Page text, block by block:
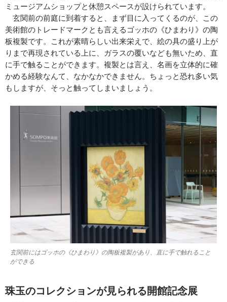
ミュージアムショップと休憩スペースが設けられています。
玄関前の前庭に到着すると、まず目に入ってくるのが、この
美術館のトレードマークとも言えるゴッホの《ひまわり》の陶
板複製です。これが素晴らしい出来栄えで、絵の具の盛り上が
りまで再現されている上に、ガラスの覆いなども無いため、直
に手で触ることができます。複製とは言え、名画を立体的に確
かめる経験なんて、なかなかできません。ちょっと恐れ多い気
もしますが、そっと触ってしまいましょう。
玄関前にはゴッホの《ひまわり》の陶板複製があり、直に手で触れること
ができる
珠玉のコレクションが見られる開館記念展